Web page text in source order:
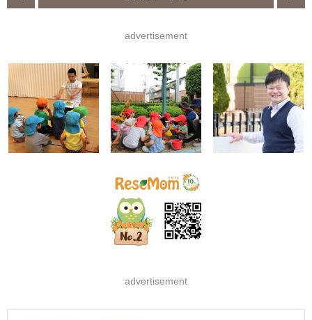
advertisement
advertisement